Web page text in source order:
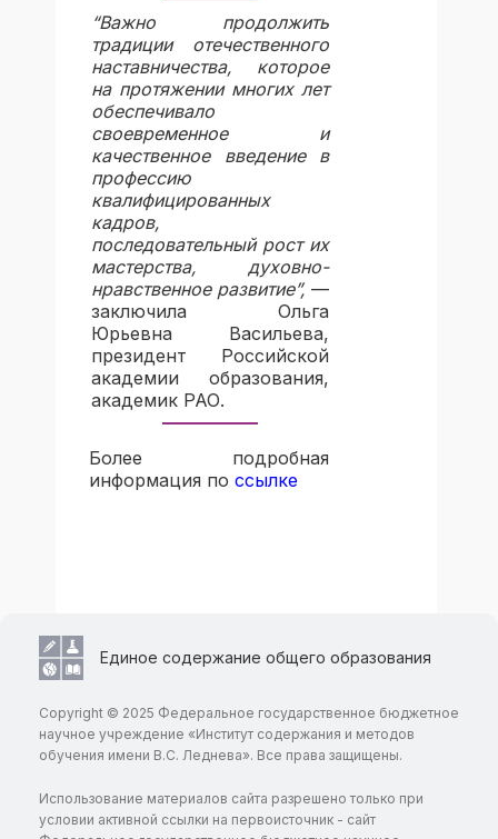
“Важно продолжить
традиции отечественного
наставничества, которое
на протяжении многих лет
обеспечивало
своевременное и
качественное введение в
профессию
квалифицированных
кадров,
последовательный рост их
мастерства, духовно-
нравственное развитие”, —
заключила Ольга
Юрьевна Васильева,
президент Российской
академии образования,
академик РАО.
Более подробная
информация по ссылке
Единое содержание общего образования
Copyright © 2025 Федеральное государственное бюджетное
научное учреждение «Институт содержания и методов
обучения имени В.С. Леднева». Все права защищены.
Использование материалов сайта разрешено только при
условии активной ссылки на первоисточник - сайт